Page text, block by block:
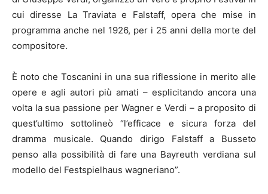
cui diresse La Traviata e Falstaff, opera che mise in
programma anche nel 1926, per i 25 anni della morte del
compositore.
È noto che Toscanini in una sua riflessione in merito alle
opere e agli autori più amati – esplicitando ancora una
volta la sua passione per Wagner e Verdi – a proposito di
quest’ultimo sottolineò “l’efficace e sicura forza del
dramma musicale. Quando dirigo Falstaff a Busseto
penso alla possibilità di fare una Bayreuth verdiana sul
modello del Festspielhaus wagneriano”.